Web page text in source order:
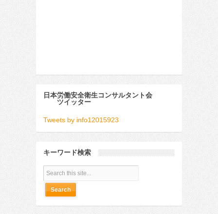
日本労働安全衛生コンサルタント会
ツイッター
Tweets by info12015923
キーワード検索